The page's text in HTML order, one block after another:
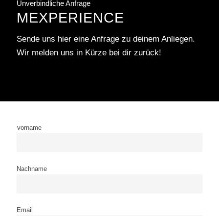
Unverbindliche Anfrage
MEXPERIENCE
Sende uns hier eine Anfrage zu deinem Anliegen.
Wir melden uns in Kürze bei dir zurück!
Vorname
Nachname
Email